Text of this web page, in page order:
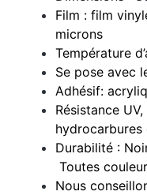
Film : film
microns
Température
Se pose avec
Adhésif:
Résistance
hydrocarbures
Durabilité :
Toutes
Nous